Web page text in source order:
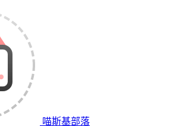
喵斯基部落